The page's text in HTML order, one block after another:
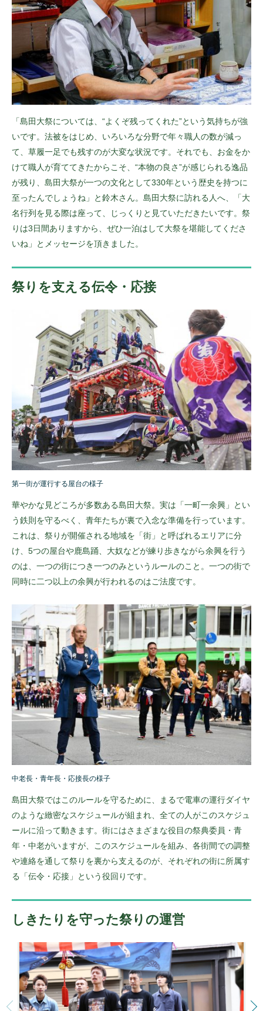
「島田大祭については、“よくぞ残ってくれた”という気持ちが強
いです。法被をはじめ、いろいろな分野で年々職人の数が減っ
て、草履一足でも残すのが大変な状況です。それでも、お金をか
けて職人が育ててきたからこそ、“本物の良さ”が感じられる逸品
が残り、島田大祭が一つの文化として330年という歴史を持つに
至ったんでしょうね」と鈴木さん。島田大祭に訪れる人へ、「大
名行列を見る際は座って、じっくりと見ていただきたいです。祭
りは3日間ありますから、ぜひ一泊はして大祭を堪能してくださ
いね」とメッセージを頂きました。
祭りを支える伝令・応接
第一街が運行する屋台の様子
華やかな見どころが多数ある島田大祭。実は「一町一余興」とい
う鉄則を守るべく、青年たちが裏で入念な準備を行っています。
これは、祭りが開催される地域を「街」と呼ばれるエリアに分
け、5つの屋台や鹿島踊、大奴などが練り歩きながら余興を行う
のは、一つの街につき一つのみというルールのこと。一つの街で
同時に二つ以上の余興が行われるのはご法度です。
中老長・青年長・応接長の様子
島田大祭ではこのルールを守るために、まるで電車の運行ダイヤ
のような緻密なスケジュールが組まれ、全ての人がこのスケジュ
ールに沿って動きます。街にはさまざまな役目の祭典委員・青
年・中老がいますが、このスケジュールを組み、各街間での調整
や連絡を通して祭りを裏から支えるのが、それぞれの街に所属す
る「伝令・応接」という役回りです。
しきたりを守った祭りの運営